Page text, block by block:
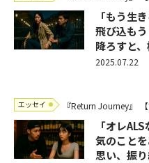
「もう生
飛び込も
降ろすと
2025.07.22
エッセイ 『Return Journey』
「オレ
気のこと
思い、振